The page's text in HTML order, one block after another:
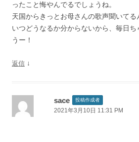
ったこと悔やんでるでしょうね。
天国からきっとお母さんの歌声聞いてる
いつどうなるか分からないから、毎日ち
うー！
返信 ↓
sace 投稿作成者
2021年3月10日 11:31 PM